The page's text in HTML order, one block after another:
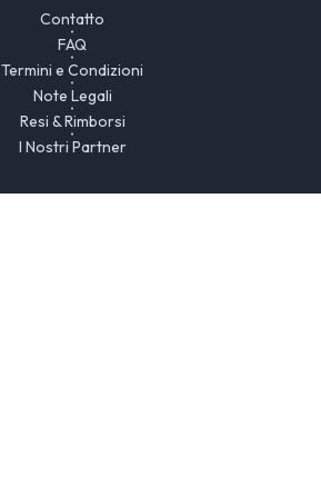
Contatto
FAQ
Termini e Condizioni
Note Legali
Resi & Rimborsi
I Nostri Partner